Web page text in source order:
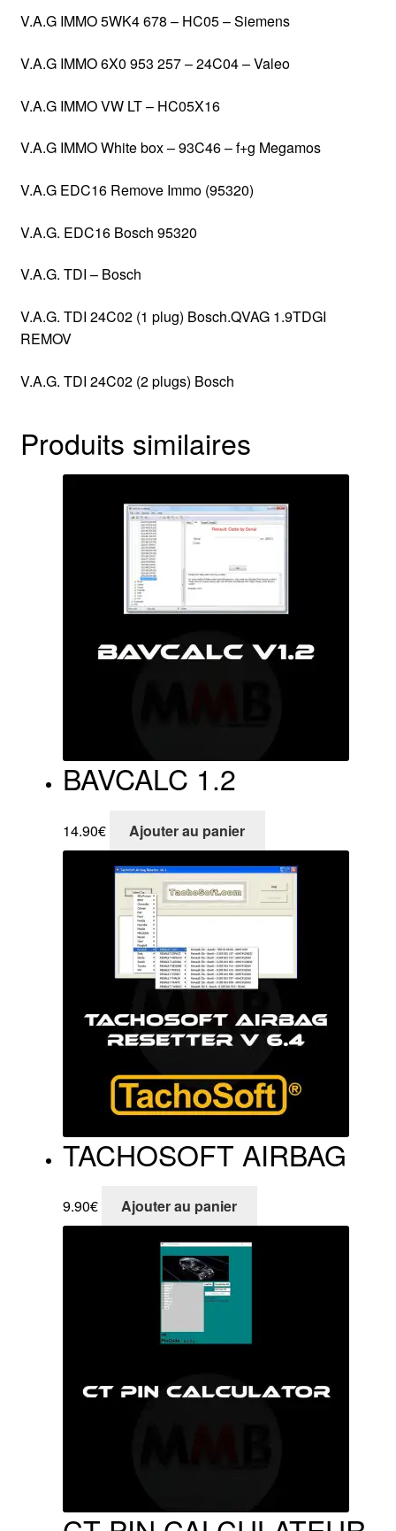
V.A.G IMMO 5WK4 678 – HC05 – Siemens
V.A.G IMMO 6X0 953 257 – 24C04 – Valeo
V.A.G IMMO VW LT – HC05X16
V.A.G IMMO White box – 93C46 – f+g Megamos
V.A.G EDC16 Remove Immo (95320)
V.A.G. EDC16 Bosch 95320
V.A.G. TDI – Bosch
V.A.G. TDI 24C02 (1 plug) Bosch.QVAG 1.9TDGI
REMOV
V.A.G. TDI 24C02 (2 plugs) Bosch
Produits similaires
BAVCALC 1.2
14.90€ Ajouter au panier
TACHOSOFT AIRBAG
9.90€ Ajouter au panier